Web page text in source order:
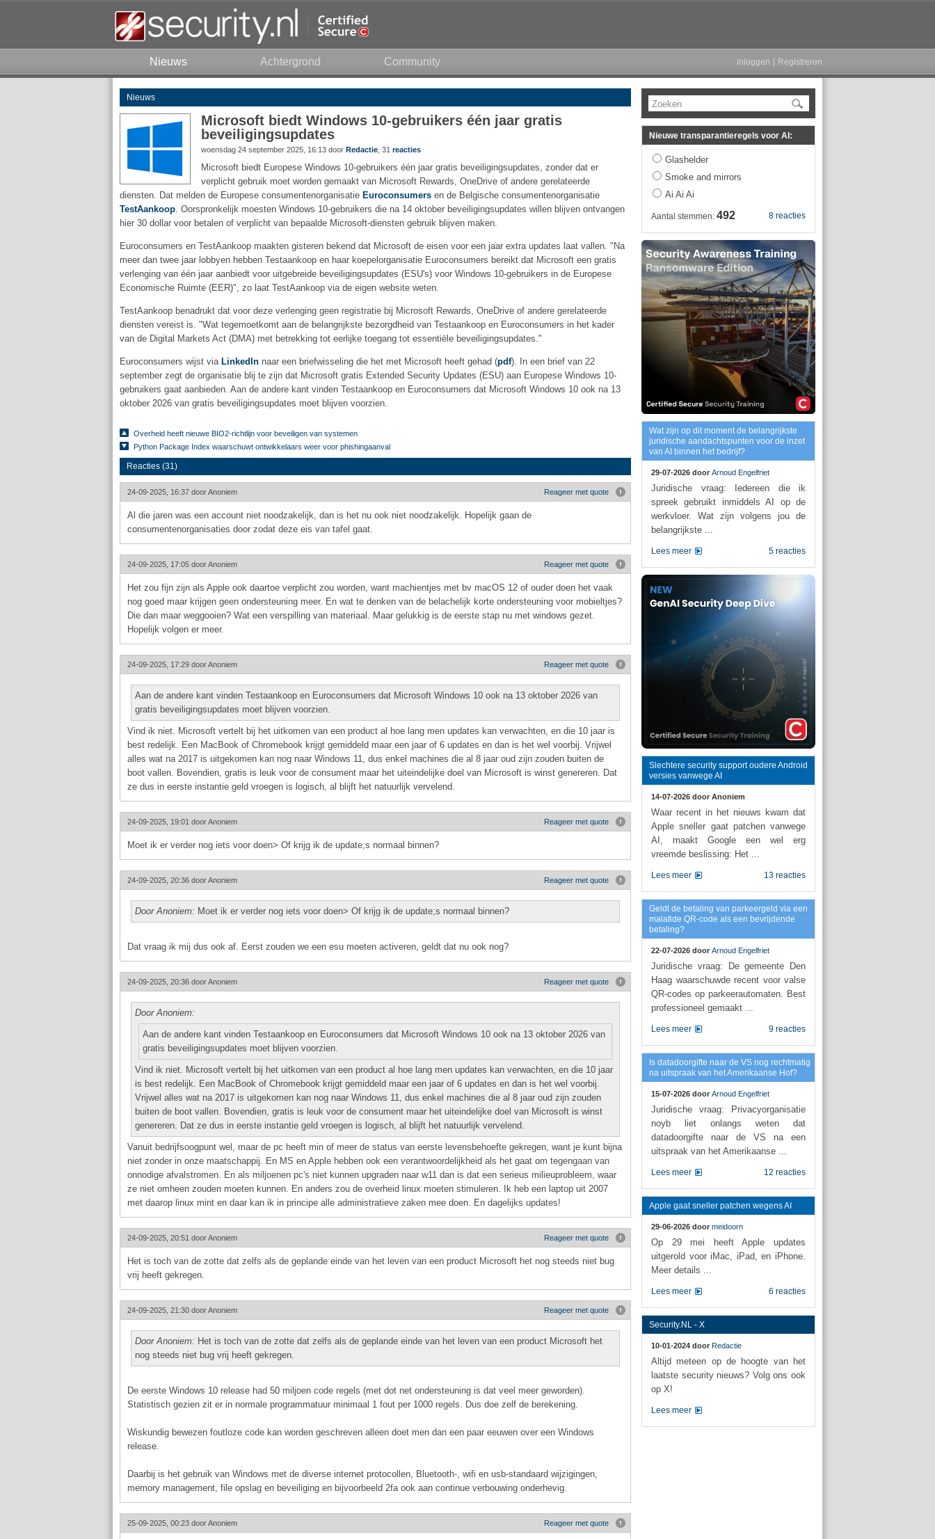
Nieuws Achtergrond Community Inloggen Registreren
Nieuws
Microsoft biedt Windows 10-gebruikers één jaar gratis
beveiligingsupdates
woensdag 24 september 2025, 16:13 door Redactie , 31 reacties
Microsoft biedt Europese Windows 10-gebruikers één jaar gratis beveiligingsupdates, zonder dat er
verplicht gebruik moet worden gemaakt van Microsoft Rewards, OneDrive of andere gerelateerde
diensten. Dat melden de Europese consumentenorganisatie Euroconsumers en de Belgische consumentenorganisatie
TestAankoop. Oorspronkelijk moesten Windows 10-gebruikers die na 14 oktober beveiligingsupdates willen blijven ontvangen
hier 30 dollar voor betalen of verplicht van bepaalde Microsoft-diensten gebruik blijven maken.
Euroconsumers en TestAankoop maakten gisteren bekend dat Microsoft de eisen voor een jaar extra updates laat vallen. "Na
meer dan twee jaar lobbyen hebben Testaankoop en haar koepelorganisatie Euroconsumers bereikt dat Microsoft een gratis
verlenging van één jaar aanbiedt voor uitgebreide beveiligingsupdates (ESU's) voor Windows 10-gebruikers in de Europese
Economische Ruimte (EER)", zo laat TestAankoop via de eigen website weten.
TestAankoop benadrukt dat voor deze verlenging geen registratie bij Microsoft Rewards, OneDrive of andere gerelateerde
diensten vereist is. "Wat tegemoetkomt aan de belangrijkste bezorgdheid van Testaankoop en Euroconsumers in het kader
van de Digital Markets Act (DMA) met betrekking tot eerlijke toegang tot essentiële beveiligingsupdates."
Euroconsumers wijst via LinkedIn naar een briefwisseling die het met Microsoft heeft gehad (pdf). In een brief van 22
september zegt de organisatie blij te zijn dat Microsoft gratis Extended Security Updates (ESU) aan Europese Windows 10-
gebruikers gaat aanbieden. Aan de andere kant vinden Testaankoop en Euroconsumers dat Microsoft Windows 10 ook na 13
oktober 2026 van gratis beveiligingsupdates moet blijven voorzien.
Overheid heeft nieuwe BIO2-richtlijn voor beveiligen van systemen
Python Package Index waarschuwt ontwikkelaars weer voor phishingaanval
Reacties (31)
Reageer met quote
24-09-2025, 16:37 doorAnoniem
Al die jaren was een account niet noodzakelijk, dan is het nu ook niet noodzakelijk. Hopelijk gaan de
consumentenorganisaties door zodat deze eis van tafel gaat.
Reageer met quote
24-09-2025, 17:05 doorAnoniem
Het zou fijn zijn als Apple ook daartoe verplicht zou worden, want machientjes met bv macOS 12 of ouder doen het vaak
nog goed maar krijgen geen ondersteuning meer. En wat te denken van de belachelijk korte ondersteuning voor mobieltjes?
Die dan maar weggooien? Wat een verspilling van materiaal. Maar gelukkig is de eerste stap nu met windows gezet.
Hopelijk volgen er meer.
Reageer met quote
24-09-2025, 17:29 doorAnoniem
Aan de andere kant vinden Testaankoop en Euroconsumers dat Microsoft Windows 10 ook na 13 oktober 2026 van
gratis beveiligingsupdates moet blijven voorzien.
Vind ik niet. Microsoft vertelt bij het uitkomen van een product al hoe lang men updates kan verwachten, en die 10 jaar is
best redelijk. Een MacBook of Chromebook krijgt gemiddeld maar een jaar of 6 updates en dan is het wel voorbij. Vrijwel
alles wat na 2017 is uitgekomen kan nog naar Windows 11, dus enkel machines die al 8 jaar oud zijn zouden buiten de
boot vallen. Bovendien, gratis is leuk voor de consument maar het uiteindelijke doel van Microsoft is winst genereren. Dat
ze dus in eerste instantie geld vroegen is logisch, al blijft het natuurlijk vervelend.
Reageer met quote
24-09-2025, 19:01 doorAnoniem
Moet ik er verder nog iets voor doen> Of krijg ik de update;s normaal binnen?
Reageer met quote
24-09-2025, 20:36 doorAnoniem
Door Anoniem: Moet ik er verder nog iets voor doen> Of krijg ik de update;s normaal binnen?
Dat vraag ik mij dus ook af. Eerst zouden we een esu moeten activeren, geldt dat nu ook nog?
Reageer met quote
24-09-2025, 20:36 doorAnoniem
Door Anoniem:
Aan de andere kant vinden Testaankoop en Euroconsumers dat Microsoft Windows 10 ook na 13 oktober 2026 van
gratis beveiligingsupdates moet blijven voorzien.
Vind ik niet. Microsoft vertelt bij het uitkomen van een product al hoe lang men updates kan verwachten, en die 10 jaar
is best redelijk. Een MacBook of Chromebook krijgt gemiddeld maar een jaar of 6 updates en dan is het wel voorbij.
Vrijwel alles wat na 2017 is uitgekomen kan nog naar Windows 11, dus enkel machines die al 8 jaar oud zijn zouden
buiten de boot vallen. Bovendien, gratis is leuk voor de consument maar het uiteindelijke doel van Microsoft is winst
genereren. Dat ze dus in eerste instantie geld vroegen is logisch, al blijft het natuurlijk vervelend.
Vanuit bedrijfsoogpunt wel, maar de pc heeft min of meer de status van eerste levensbehoefte gekregen, want je kunt bijna
niet zonder in onze maatschappij. En MS en Apple hebben ook een verantwoordelijkheid als het gaat om tegengaan van
onnodige afvalstromen. En als miljoenen pc's niet kunnen upgraden naar w11 dan is dat een serieus milieuprobleem, waar
ze niet omheen zouden moeten kunnen. En anders zou de overheid linux moeten stimuleren. Ik heb een laptop uit 2007
met daarop linux mint en daar kan ik in principe alle administratieve zaken mee doen. En dagelijks updates!
Reageer met quote
24-09-2025, 20:51 doorAnoniem
Het is toch van de zotte dat zelfs als de geplande einde van het leven van een product Microsoft het nog steeds niet bug
vrij heeft gekregen.
Reageer met quote
24-09-2025, 21:30 doorAnoniem
Door Anoniem: Het is toch van de zotte dat zelfs als de geplande einde van het leven van een product Microsoft het
nog steeds niet bug vrij heeft gekregen.
De eerste Windows 10 release had 50 miljoen code regels (met dot net ondersteuning is dat veel meer geworden).
Statistisch gezien zit er in normale programmatuur minimaal 1 fout per 1000 regels. Dus doe zelf de berekening.
Wiskundig bewezen foutloze code kan worden geschreven alleen doet men dan een paar eeuwen over een Windows
release.
Daarbij is het gebruik van Windows met de diverse internet protocollen, Bluetooth-, wifi en usb-standaard wijzigingen,
memory management, file opslag en beveiliging en bijvoorbeeld 2fa ook aan continue verbouwing onderhevig.
Reageer met quote
25-09-2025, 00:23 doorAnoniem
Zoeken
Nieuwe transparantieregels voor AI:
Glashelder
Smoke and mirrors
Ai Ai Ai
8 reacties
Aantal stemmen: 492
Wat zijn op dit moment de belangrijkste
juridische aandachtspunten voor de inzet
van AI binnen het bedrijf?
29-07-2026 door Arnoud Engelfriet
Juridische vraag: Iedereen die ik
spreek gebruikt inmiddels AI op de
werkvloer. Wat zijn volgens jou de
belangrijkste ...
5 reacties
Lees meer
Slechtere security support oudere Android
versies vanwege AI
14-07-2026 door Anoniem
Waar recent in het nieuws kwam dat
Apple sneller gaat patchen vanwege
AI, maakt Google een wel erg
vreemde beslissing: Het ...
13 reacties
Lees meer
Geldt de betaling van parkeergeld via een
malafide QR-code als een bevrijdende
betaling?
22-07-2026 door Arnoud Engelfriet
Juridische vraag: De gemeente Den
Haag waarschuwde recent voor valse
QR-codes op parkeerautomaten. Best
professioneel gemaakt ...
9 reacties
Lees meer
Is datadoorgifte naar de VS nog rechtmatig
na uitspraak van het Amerikaanse Hof?
15-07-2026 door Arnoud Engelfriet
Juridische vraag: Privacyorganisatie
noyb liet onlangs weten dat
datadoorgifte naar de VS na een
uitspraak van het Amerikaanse ...
12 reacties
Lees meer
Apple gaat sneller patchen wegens AI
29-06-2026 door meidoorn
Op 29 mei heeft Apple updates
uitgerold voor iMac, iPad, en iPhone.
Meer details ...
6 reacties
Lees meer
Security.NL - X
10-01-2024 door Redactie
Altijd meteen op de hoogte van het
laatste security nieuws? Volg ons ook
op X!
Lees meer